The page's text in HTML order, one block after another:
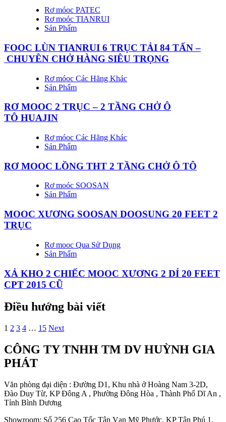
Rơ móoc PATEC
Rơ moóc TIANRUI
Sản Phẩm
FOOC LÙN TIANRUI 6 TRỤC TẢI 84 TẤN –
CHUYÊN CHỞ HÀNG SIÊU TRỌNG
Rơ móoc Các Hãng Khác
Sản Phẩm
RƠ MOOC 2 TRỤC – 2 TẦNG CHỞ Ô
TÔ HUAJIN
Rơ móoc Các Hãng Khác
Sản Phẩm
RƠ MOOC LỒNG THT 2 TẦNG CHỞ Ô TÔ
Rơ moóc SOOSAN
Sản Phẩm
MOOC XƯƠNG SOOSAN DOOSUNG 20 FEET 2
TRỤC
Rơ mooc Qua Sử Dụng
Sản Phẩm
XẢ KHO 2 CHIẾC MOOC XƯƠNG 2 DÍ 20 FEET
CPT 2015 CŨ
Điều hướng bài viết
1 2 3 4 … 15 Next
CÔNG TY TNHH TM DV HUỲNH GIA
PHÁT
Văn phòng đại diện : Đường D1, Khu nhà ở Hoàng Nam 3-2D,
Đào Duy Từ, KP Đông A , Phường Đông Hòa , Thành Phố Dĩ An ,
Tỉnh Bình Dương
Showroom: Số 256 Cao Tốc Tân Vạn Mỹ Phước, KP Tân Phú 1,